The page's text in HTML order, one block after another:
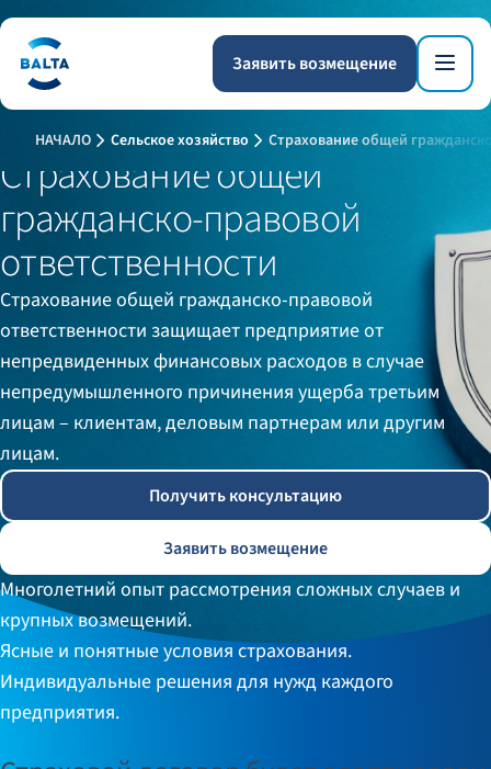
Заявить возмещение
НАЧАЛО Сельское хозяйство Страхование общей
Страхование общей
гражданско-правовой
ответственности
Страхование общей гражданско-правовой
ответственности защищает предприятие от
непредвиденных финансовых расходов в случае
непредумышленного причинения ущерба третьим
лицам – клиентам, деловым партнерам или другим
лицам.
Многолетний опыт рассмотрения сложных случаев и
крупных возмещений.
Ясные и понятные условия страхования.
Индивидуальные решения для нужд каждого
предприятия.
Получить консультацию
Заявить возмещение